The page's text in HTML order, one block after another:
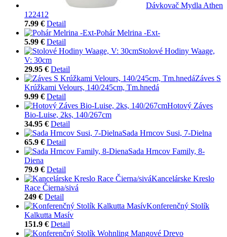
Dávkovač Mydla Athen
122412
7.99 € Detail
Pohár Melrina -Ext-
5.99 € Detail
Stolové Hodiny Waage,
V: 30cm
29.95 € Detail
Záves S
Krúžkami Velours, 140/245cm, Tm.hnedá
9.99 € Detail
Hotový Záves
Bio-Luise, 2ks, 140/267cm
34.95 € Detail
Sada Hrncov Susi, 7-Dielna
65.9 € Detail
Sada Hrncov Family, 8-
Diena
79.9 € Detail
Kancelárske Kreslo
Race Čierna/sivá
249 € Detail
Konferenčný Stolík
Kalkutta Masív
151.9 € Detail